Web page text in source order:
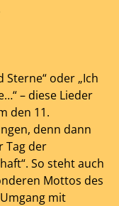
oder „Ich
– diese Lieder
den 11.
denn dann
Tag der
So steht auch
Mottos des
mit